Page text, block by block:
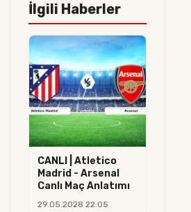
İlgili Haberler
CANLI | Atletico
Madrid - Arsenal
Canlı Maç Anlatımı
29.05.2028 22:05